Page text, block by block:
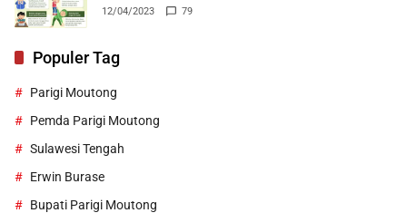
12/04/2023 79
Populer Tag
Parigi Moutong
Pemda Parigi Moutong
Sulawesi Tengah
Erwin Burase
Bupati Parigi Moutong